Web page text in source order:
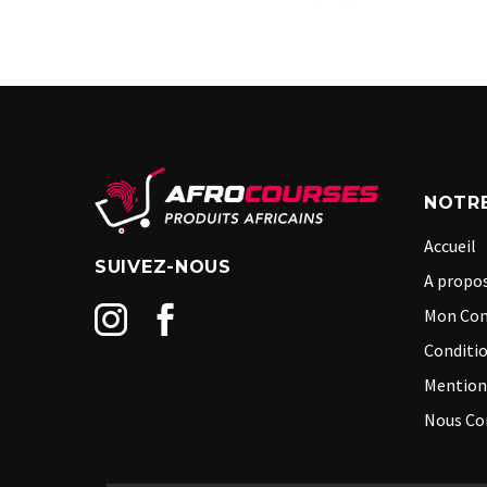
SUIVEZ-NOUS
Accueil
A
Mon
Nous